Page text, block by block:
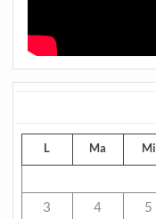
L Ma Mi
3
4 5